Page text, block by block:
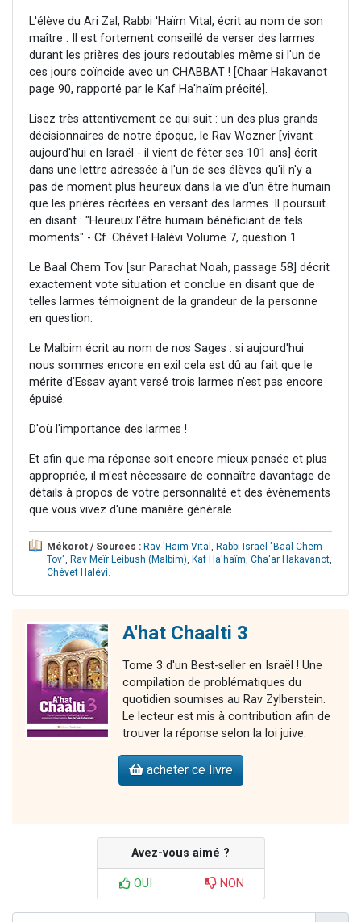
L'élève du Ari Zal, Rabbi 'Haïm Vital, écrit au nom de son
maître : Il est fortement conseillé de verser des larmes
durant les prières des jours redoutables même si l'un de
ces jours coïncide avec un CHABBAT ! [Chaar Hakavanot
page 90, rapporté par le Kaf Ha'haïm précité].
Lisez très attentivement ce qui suit : un des plus grands
décisionnaires de notre époque, le Rav Wozner [vivant
aujourd'hui en Israël - il vient de fêter ses 101 ans] écrit
dans une lettre adressée à l'un de ses élèves qu'il n'y a
pas de moment plus heureux dans la vie d'un être humain
que les prières récitées en versant des larmes. Il poursuit
en disant : "Heureux l'être humain bénéficiant de tels
moments" - Cf. Chévet Halévi Volume 7, question 1.
Le Baal Chem Tov [sur Parachat Noah, passage 58] décrit
exactement vote situation et conclue en disant que de
telles larmes témoignent de la grandeur de la personne
en question.
Le Malbim écrit au nom de nos Sages : si aujourd'hui
nous sommes encore en exil cela est dû au fait que le
mérite d'Essav ayant versé trois larmes n'est pas encore
épuisé.
D'où l'importance des larmes !
Et afin que ma réponse soit encore mieux pensée et plus
appropriée, il m'est nécessaire de connaître davantage de
détails à propos de votre personnalité et des évènements
que vous vivez d'une manière générale.
Mékorot / Sources : Rav 'Haïm Vital , Rabbi Israel "Baal Chem
Tov", Rav Meïr Leibush (Malbim), Kaf Ha'haïm, Cha'ar Hakavanot,
Chévet Halévi.
A'hat Chaalti 3
Tome 3 d'un Best-seller en Israël ! Une
compilation de problématiques du
quotidien soumises au Rav Zylberstein.
Le lecteur est mis à contribution afin de
trouver la réponse selon la loi juive.
acheter ce livre
Avez-vous aimé ?
OUI NON